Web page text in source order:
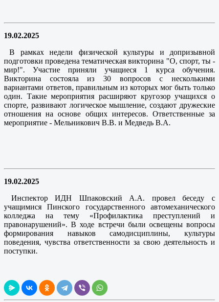
19.02.2025
В рамках недели физической культуры и допризывной
подготовки проведена тематическая викторина "О, спорт, ты -
мир!". Участие приняли учащиеся 1 курса обучения.
Викторина состояла из 30 вопросов с несколькими
вариантами ответов, правильным из которых мог быть только
один. Такие мероприятия расширяют кругозор учащихся о
спорте, развивают логическое мышление, создают дружеские
отношения на основе общих интересов. Ответственные за
мероприятие - Мельникович В.В. и Медведь В.А.
19.02.2025
Инспектор ИДН Шпаковский А.А. провел беседу с
учащимися Пинского государственного автомеханического
колледжа на тему «Профилактика преступлений и
правонарушений». В ходе встречи были освещены вопросы
формирования навыков самодисциплины, культуры
поведения, чувства ответственности за свою деятельность и
поступки.